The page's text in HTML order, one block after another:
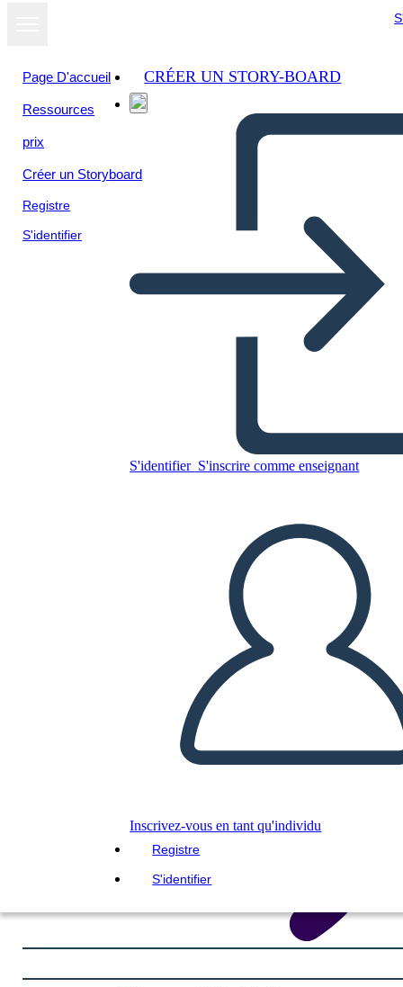
Page D'accueil
Ressources
prix
Créer un Storyboard
Registre
S'identifier
CRÉER UN STORY-BOARD
S'identifier S'inscrire comme enseignant
Inscrivez-vous en tant qu'individu
Registre
S'identifier
LIRE LE DIAPORAMA
LIS-MOI